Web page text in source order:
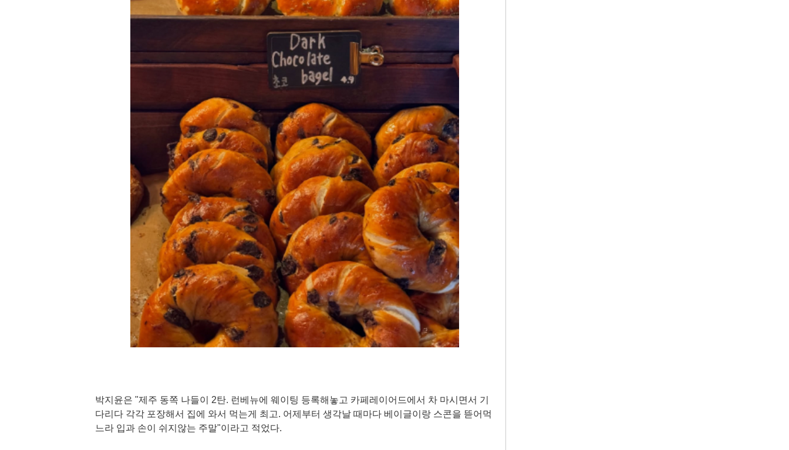
박지윤은 "제주 동쪽 나들이 2탄. 런베뉴에 웨이팅 등록해놓고 카페레이어드에서 차 마시면서 기
다리다 각각 포장해서 집에 와서 먹는게 최고. 어제부터 생각날 때마다 베이글이랑 스콘을 뜯어먹
느라 입과 손이 쉬지않는 주말"이라고 적었다.